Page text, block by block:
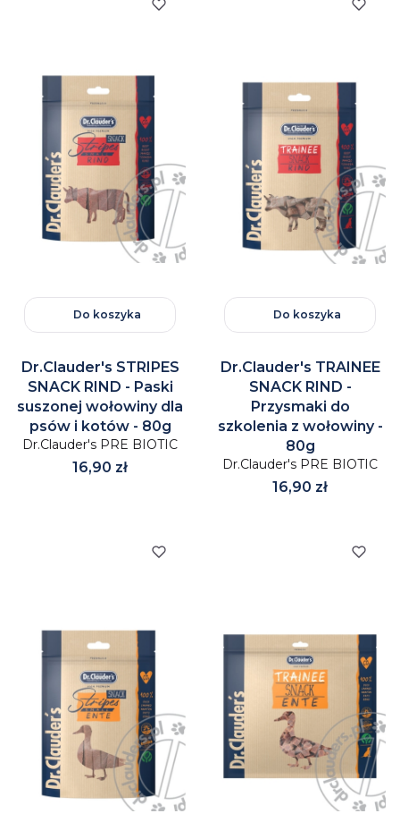
Do koszyka
Dr.Clauder's STRIPES
SNACK RIND - Paski
suszonej wołowiny dla
psów i kotów - 80g
Dr.Clauder's PRE BIOTIC
Cena
16,90 zł
Do koszyka
Dr.Clauder's TRAINEE
SNACK RIND -
Przysmaki do
szkolenia z wołowiny -
80g
Dr.Clauder's PRE BIOTIC
Cena
16,90 zł